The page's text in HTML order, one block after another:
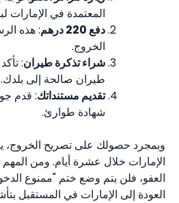
المعتمدة في الإمارات
دفع 220 درهم
: هذه
الخروج.
شراء تذكرة طيران:
طيران صالحة إلى بلدك.
تقديم مستنداتك: قدم
شهادة طوارئ.
وبمجرد حصولك على تصريح الخروج،
الإمارات خلال عشرة أيام. ومن المهم
العفو، فلن يتم وضع ختم "ممنوع
العودة إلى الإمارات في المستقبل